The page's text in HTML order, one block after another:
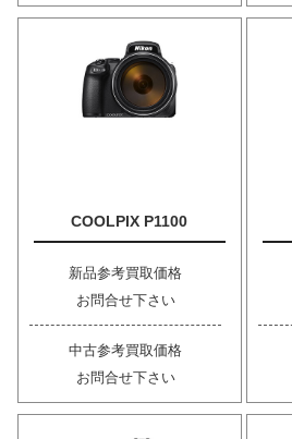
COOLPIX P1100
新品参考買取価格
お問合せ下さい
中古参考買取価格
お問合せ下さい